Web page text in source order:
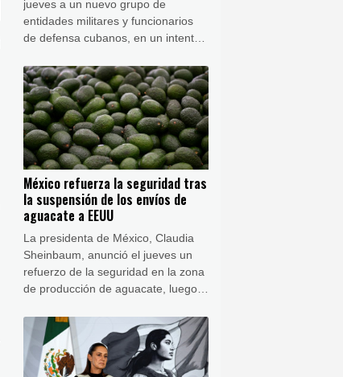
jueves a un nuevo grupo de
entidades militares y funcionarios
de defensa cubanos, en un intento
La Habana y presionar para que
realice reformas democráticas.
México refuerza la seguridad tras
la suspensión de los envíos de
aguacate a EEUU
La presidenta de México, Claudia
Sheinbaum, anunció el jueves un
refuerzo de la seguridad en la zona
de producción de aguacate, luego
las importaciones de este fruto por
una alerta de violencia.